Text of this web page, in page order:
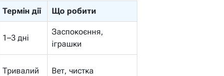
Термін дії Що робити
1–3 дні
Заспокоєння,
іграшки
Тривалий Вет, чистка